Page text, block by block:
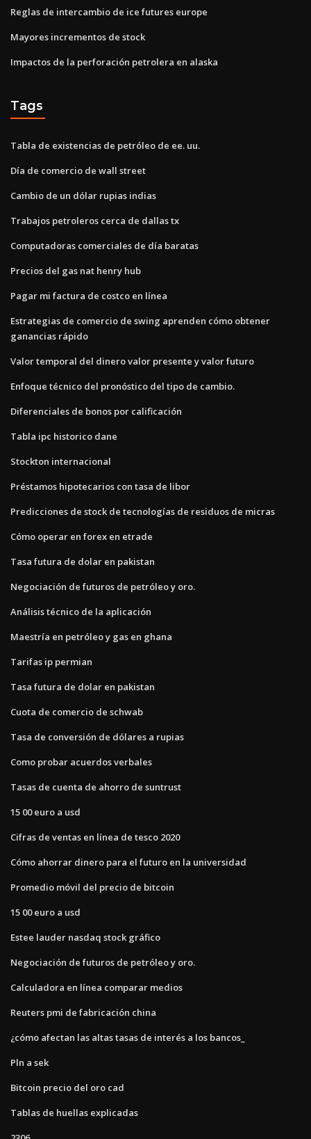
Reglas de intercambio de ice futures europe
Mayores incrementos de stock
Impactos de la perforación petrolera en alaska
Tags
Tabla de existencias de petróleo de ee. uu.
Día de comercio de wall street
Cambio de un dólar rupias indias
Trabajos petroleros cerca de dallas tx
Computadoras comerciales de día baratas
Precios del gas nat henry hub
Pagar mi factura de costco en línea
Estrategias de comercio de swing aprenden cómo obtener
ganancias rápido
Valor temporal del dinero valor presente y valor futuro
Enfoque técnico del pronóstico del tipo de cambio.
Diferenciales de bonos por calificación
Tabla ipc historico dane
Stockton internacional
Préstamos hipotecarios con tasa de libor
Predicciones de stock de tecnologías de residuos de micras
Cómo operar en forex en etrade
Tasa futura de dolar en pakistan
Negociación de futuros de petróleo y oro.
Análisis técnico de la aplicación
Maestría en petróleo y gas en ghana
Tarifas ip permian
Tasa futura de dolar en pakistan
Cuota de comercio de schwab
Tasa de conversión de dólares a rupias
Como probar acuerdos verbales
Tasas de cuenta de ahorro de suntrust
15 00 euro a usd
Cifras de ventas en línea de tesco 2020
Cómo ahorrar dinero para el futuro en la universidad
Promedio móvil del precio de bitcoin
15 00 euro a usd
Estee lauder nasdaq stock gráfico
Negociación de futuros de petróleo y oro.
Calculadora en línea comparar medios
Reuters pmi de fabricación china
¿cómo afectan las altas tasas de interés a los bancos_
Pln a sek
Bitcoin precio del oro cad
Tablas de huellas explicadas